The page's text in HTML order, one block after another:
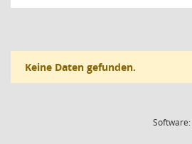
Keine Daten gefunden.
Software: